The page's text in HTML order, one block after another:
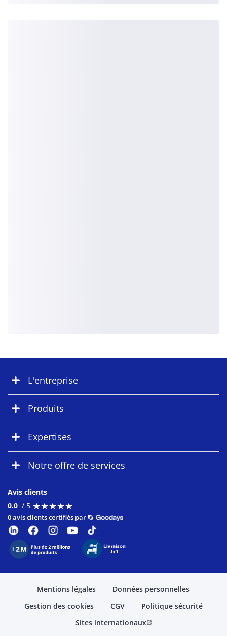
L'entreprise
Produits
Expertises
Notre offre de services
Avis clients
0.0 / 5 ★★★★★
★★★★★
0 avis clients certifiés par
Mentions légales
Données personnelles
Gestion des cookies
CGV
Politique sécurité
Sites internationauxopen_in_new